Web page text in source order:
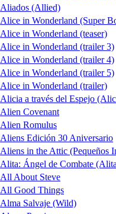
Aliados (Allied)
Alice in Wonderland (Super
Alice in Wonderland (teaser)
Alice in Wonderland (trailer 3)
Alice in Wonderland (trailer 4)
Alice in Wonderland (trailer 5)
Alice in Wonderland (trailer)
Alicia a través del Espejo
Alien Covenant
Alien Romulus
Aliens Edición 30 Aniversario
Aliens in the Attic (Pequeños
Alita: Ángel de Combate
All About Steve
All Good Things
Alma Salvaje (Wild)